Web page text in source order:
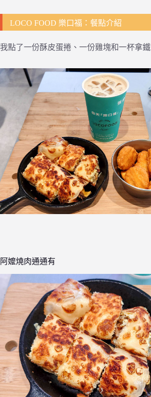
LOCO FOOD 樂口福：餐點介紹
我點了一份酥皮蛋捲、一份雞塊和一杯拿鐵
阿嬤燒肉通通有